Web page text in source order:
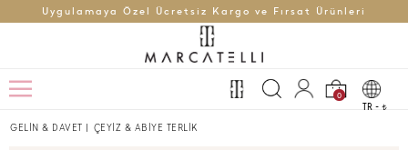
Uygulamaya Özel Ücretsiz Kargo ve Fırsat Ürünleri
0
TR - t
GELİN & DAVET | ÇEYİZ & ABİYE TERLİK